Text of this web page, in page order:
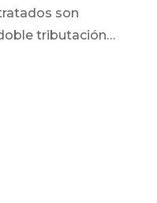
son
tributación…